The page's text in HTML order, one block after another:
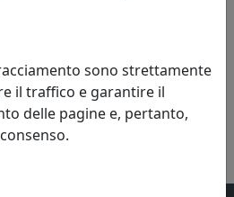
sono strettamente
il traffico e garantire il
delle pagine e, pertanto,